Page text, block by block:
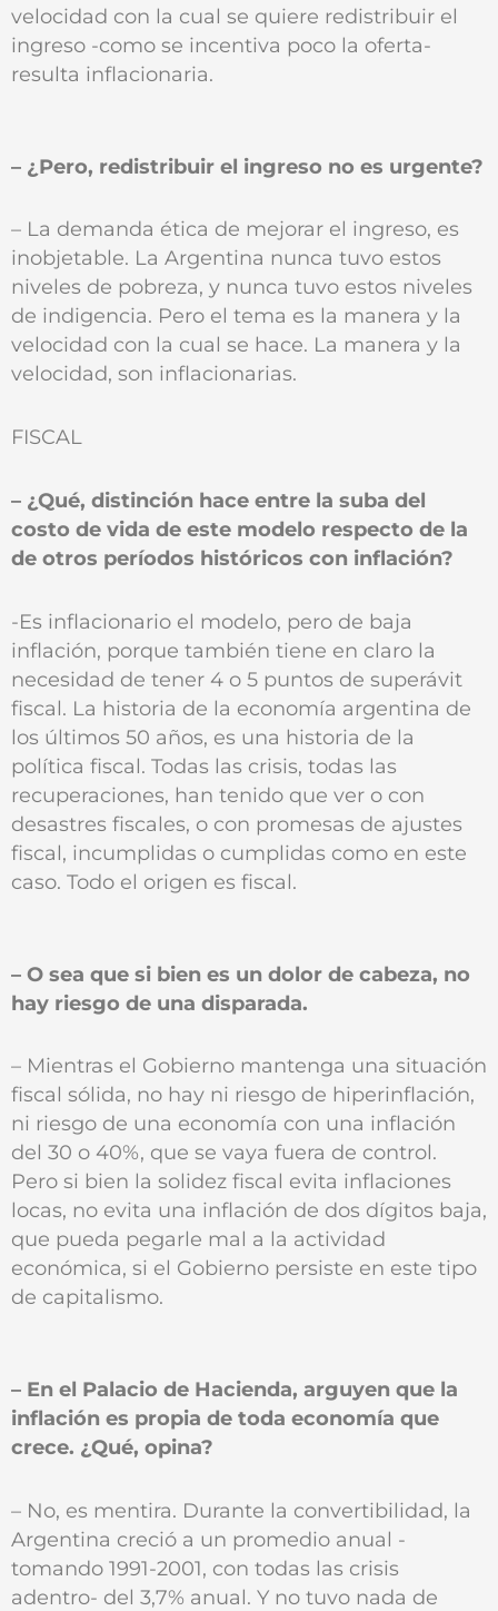
velocidad con la cual se quiere redistribuir el
ingreso -como se incentiva poco la oferta-
resulta inflacionaria.
– ¿Pero, redistribuir el ingreso no es urgente?
– La demanda ética de mejorar el ingreso, es
inobjetable. La Argentina nunca tuvo estos
niveles de pobreza, y nunca tuvo estos niveles
de indigencia. Pero el tema es la manera y la
velocidad con la cual se hace. La manera y la
velocidad, son inflacionarias.
FISCAL
– ¿Qué‚ distinción hace entre la suba del
costo de vida de este modelo respecto de la
de otros períodos históricos con inflación?
-Es inflacionario el modelo, pero de baja
inflación, porque también tiene en claro la
necesidad de tener 4 o 5 puntos de superávit
fiscal. La historia de la economía argentina de
los últimos 50 años, es una historia de la
política fiscal. Todas las crisis, todas las
recuperaciones, han tenido que ver o con
desastres fiscales, o con promesas de ajustes
fiscal, incumplidas o cumplidas como en este
caso. Todo el origen es fiscal.
– O sea que si bien es un dolor de cabeza, no
hay riesgo de una disparada.
– Mientras el Gobierno mantenga una situación
fiscal sólida, no hay ni riesgo de hiperinflación,
ni riesgo de una economía con una inflación
del 30 o 40%, que se vaya fuera de control.
Pero si bien la solidez fiscal evita inflaciones
locas, no evita una inflación de dos dígitos baja,
que pueda pegarle mal a la actividad
económica, si el Gobierno persiste en este tipo
de capitalismo.
– En el Palacio de Hacienda, arguyen que la
inflación es propia de toda economía que
crece. ¿Qué‚ opina?
– No, es mentira. Durante la convertibilidad, la
Argentina creció a un promedio anual -
tomando 1991-2001, con todas las crisis
adentro- del 3,7% anual. Y no tuvo nada de